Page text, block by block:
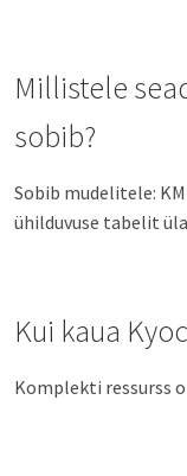
Millistele
sobib?
Sobib mudelitele:
ühilduvuse tabelit
Kui kaua
Komplekti ressurss